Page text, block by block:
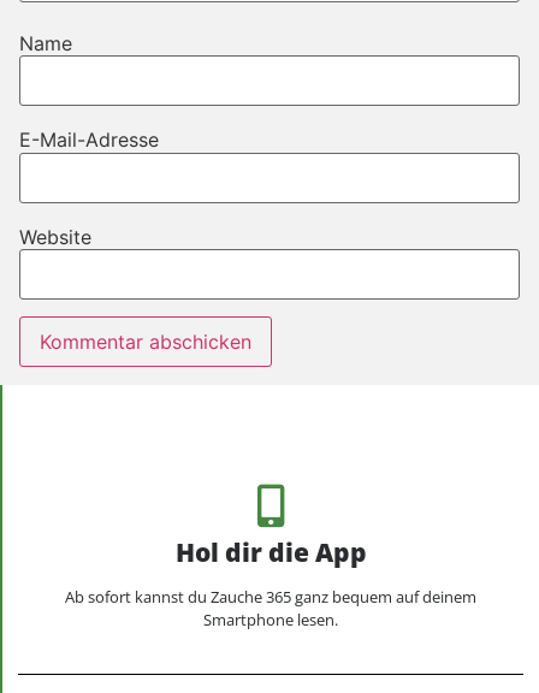
Name
E-Mail-Adresse
Website
Hol dir die App
Ab sofort kannst du Zauche 365 ganz bequem auf deinem
Smartphone lesen.